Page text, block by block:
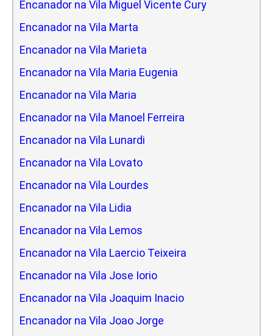
Encanador na Vila Miguel Vicente Cury
Encanador na Vila Marta
Encanador na Vila Marieta
Encanador na Vila Maria Eugenia
Encanador na Vila Maria
Encanador na Vila Manoel Ferreira
Encanador na Vila Lunardi
Encanador na Vila Lovato
Encanador na Vila Lourdes
Encanador na Vila Lidia
Encanador na Vila Lemos
Encanador na Vila Laercio Teixeira
Encanador na Vila Jose Iorio
Encanador na Vila Joaquim Inacio
Encanador na Vila Joao Jorge